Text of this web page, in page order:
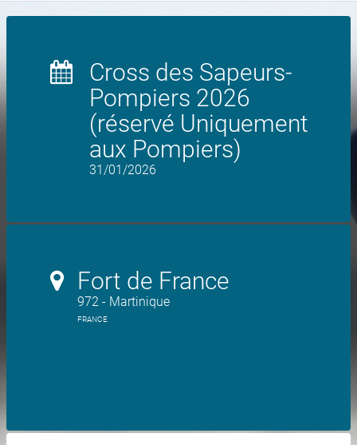
Cross des Sapeurs-
Pompiers 2026
(réservé Uniquement
aux Pompiers)
31/01/2026
Fort de France
972 - Martinique
FRANCE